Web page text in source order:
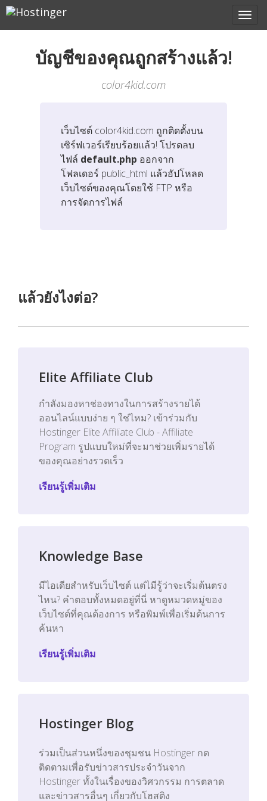
บัญชีของคุณถูกสร้างแล้ว!
color4kid.com
เว็บไซต์ color4kid.com ถูกติดตั้งบน
เซิร์ฟเวอร์เรียบร้อยแล้ว! โปรดลบ
ไฟล์ default.php ออกจาก
โฟลเดอร์ public_html แล้วอัปโหลด
เว็บไซต์ของคุณโดยใช้ FTP หรือ
การจัดการไฟล์
แล้วยังไงต่อ?
Elite Affiliate Club
กำลังมองหาช่องทางในการสร้างรายได้
ออนไลน์แบบง่าย ๆ ใช่ไหม? เข้าร่วมกับ
Hostinger Elite Affiliate Club - Affiliate
Program รูปแบบใหม่ที่จะมาช่วยเพิ่มรายได้
ของคุณอย่างรวดเร็ว
เรียนรู้เพิ่มเติม
Knowledge Base
มีไอเดียสำหรับเว็บไซต์ แต่ไมีรู้ว่าจะเริ่มต้นตรง
ไหน? คำตอบทั้งหมดอยู่ที่นี่ หาดูหมวดหมู่ของ
เว็บไซต์ที่คุณต้องการ หรือพิมพ์เพื่อเริ่มต้นการ
ค้นหา
เรียนรู้เพิ่มเติม
Hostinger Blog
ร่วมเป็นส่วนหนึ่งของชุมชน Hostinger กด
ติดตามเพื่อรับข่าวสารประจำวันจาก
Hostinger ทั้งในเรื่องของวิศวกรรม การตลาด
และข่าวสารอื่นๆ เกี่ยวกับโฮสติง